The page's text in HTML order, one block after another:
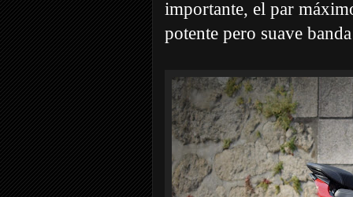
importante, el par
potente pero suave